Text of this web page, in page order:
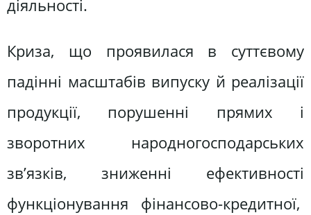
діяльності.
Криза, що проявилася в суттєвому
падінні масштабів випуску й реалізації
продукції, порушенні прямих і
зворотних народногосподарських
зв’язків, зниженні ефективності
функціонування фінансово-кредитної,